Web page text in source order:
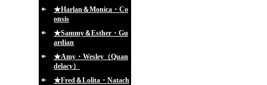
★Harlan＆Monica・Co
onsis
★Sammy＆Esther・Gu
ardian
★Amy・Wesley（Quan
delacy）
★Fred＆Lolita・Natach